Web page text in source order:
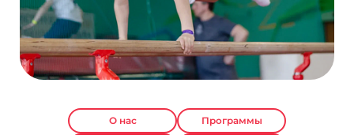
О нас Программы